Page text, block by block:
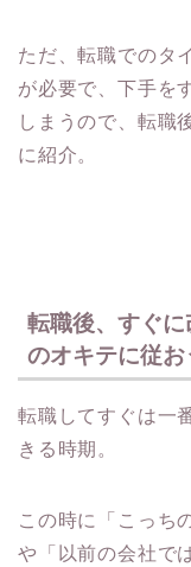
ただ、転職でのタ
が必要で、下手を
しまうので、転職
に紹介。
転職後、すぐ
のオキテに従お
転職してすぐは一
きる時期。
この時に「こっち
や「以前の会社で